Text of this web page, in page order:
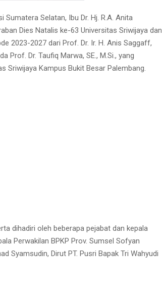
Selatan, Ibu Dr. Hj. R.A. Anita
Dies Natalis ke-63 Universitas Sriwijaya dan
2023-2027 dari Prof. Dr. Ir. H. Anis Saggaff,
Prof. Dr. Taufiq Marwa, SE., M.Si., yang
Sriwijaya Kampus Bukit Besar Palembang.
dihadiri oleh beberapa pejabat dan kepala
Perwakilan BPKP Prov. Sumsel Sofyan
Syamsudin, Dirut PT. Pusri Bapak Tri Wahyudi